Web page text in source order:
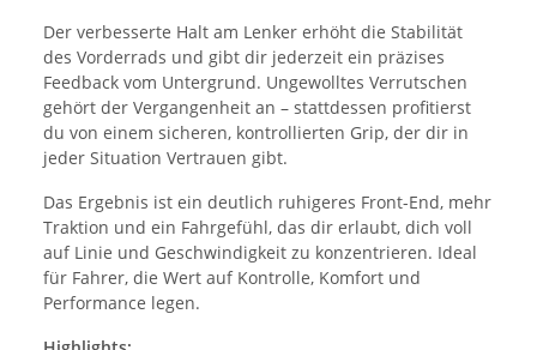
Der verbesserte Halt am Lenker erhöht die Stabilität
des Vorderrads und gibt dir jederzeit ein präzises
Feedback vom Untergrund. Ungewolltes Verrutschen
gehört der Vergangenheit an – stattdessen profitierst
du von einem sicheren, kontrollierten Grip, der dir in
jeder Situation Vertrauen gibt.
Das Ergebnis ist ein deutlich ruhigeres Front-End, mehr
Traktion und ein Fahrgefühl, das dir erlaubt, dich voll
auf Linie und Geschwindigkeit zu konzentrieren. Ideal
für Fahrer, die Wert auf Kontrolle, Komfort und
Performance legen.